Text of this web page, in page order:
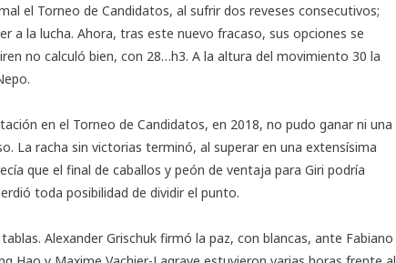
el Torneo de Candidatos, al sufrir dos reveses consecutivos;
a la lucha. Ahora, tras este nuevo fracaso, sus opciones se
no calculó bien, con 28…h3. A la altura del movimiento 30 la
en el Torneo de Candidatos, en 2018, no pudo ganar ni una
La racha sin victorias terminó, al superar en una extensísima
que el final de caballos y peón de ventaja para Giri podría
toda posibilidad de dividir el punto.
Alexander Grischuk firmó la paz, con blancas, ante Fabiano